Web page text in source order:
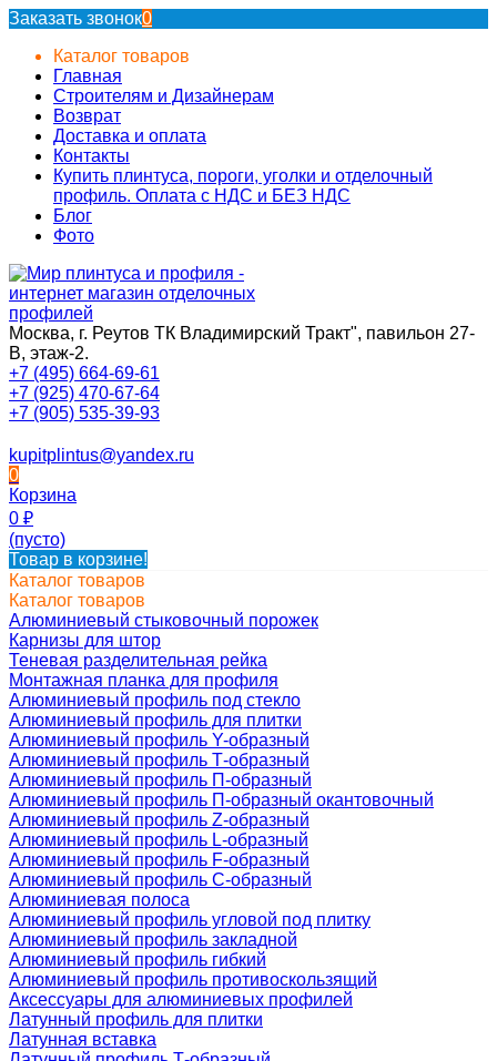
Заказать звонок0
Каталог товаров
Главная
Строителям и Дизайнерам
Возврат
Доставка и оплата
Контакты
Купить плинтуса, пороги, уголки и отделочный
профиль. Оплата с НДС и БЕЗ НДС
Блог
Фото
Москва, г. Реутов ТК Владимирский Тракт", павильон 27-
В, этаж-2.
+7 (495) 664-69-61
+7 (925) 470-67-64
+7 (905) 535-39-93
kupitplintus@yandex.ru
0
Корзина
0 ₽
(пусто)
Товар в корзине!
Каталог товаров
Каталог товаров
Алюминиевый стыковочный порожек
Карнизы для штор
Теневая разделительная рейка
Монтажная планка для профиля
Алюминиевый профиль под стекло
Алюминиевый профиль для плитки
Алюминиевый профиль Y-образный
Алюминиевый профиль Т-образный
Алюминиевый профиль П-образный
Алюминиевый профиль П-образный окантовочный
Алюминиевый профиль Z-образный
Алюминиевый профиль L-образный
Алюминиевый профиль F-образный
Алюминиевый профиль C-образный
Алюминиевая полоса
Алюминиевый профиль угловой под плитку
Алюминиевый профиль закладной
Алюминиевый профиль гибкий
Алюминиевый профиль противоскользящий
Аксессуары для алюминиевых профилей
Латунный профиль для плитки
Латунная вставка